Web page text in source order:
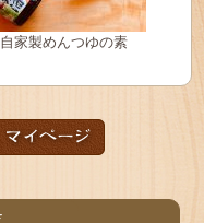
自家製めんつゆの素